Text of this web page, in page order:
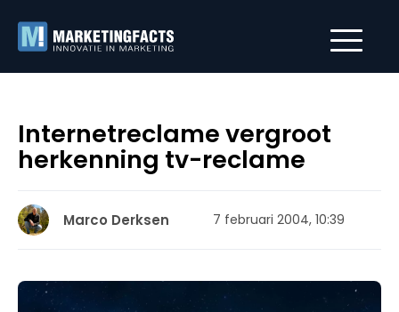
Internetreclame vergroot
herkenning tv-reclame
Marco Derksen 7 februari 2004, 10:39